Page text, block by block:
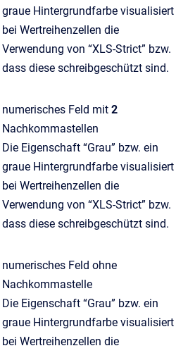
graue Hintergrundfarbe visualisiert
bei Wertreihenzellen die
Verwendung von “XLS-Strict” bzw.
dass diese schreibgeschützt sind.
numerisches Feld mit 2
Nachkommastellen
Die Eigenschaft “Grau” bzw. ein
graue Hintergrundfarbe visualisiert
bei Wertreihenzellen die
Verwendung von “XLS-Strict” bzw.
dass diese schreibgeschützt sind.
numerisches Feld ohne
Nachkommastelle
Die Eigenschaft “Grau” bzw. ein
graue Hintergrundfarbe visualisiert
bei Wertreihenzellen die